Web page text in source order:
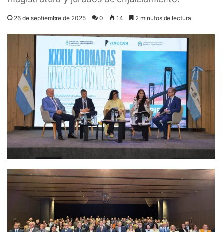
26 de septiembre de 2025 0 14 2 minutos de lectura